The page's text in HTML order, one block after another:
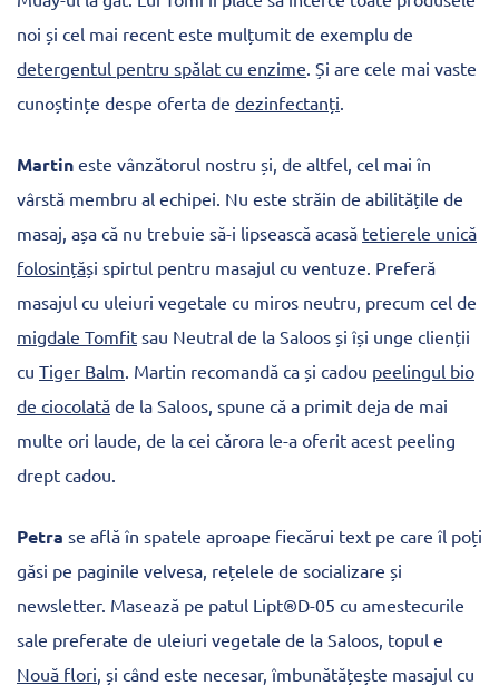
noi și cel mai recent este mulțumit de exemplu de
detergentul pentru spălat cu enzime. Și are cele mai vaste
cunoștințe despe oferta de dezinfectanți.
Martin este vânzătorul nostru și, de altfel, cel mai în
vârstă membru al echipei. Nu este străin de abilitățile de
masaj, așa că nu trebuie să-i lipsească acasă tetierele unică
folosințăși spirtul pentru masajul cu ventuze. Preferă
masajul cu uleiuri vegetale cu miros neutru, precum cel de
migdale Tomfit sau Neutral de la Saloos și își unge clienții
cu Tiger Balm. Martin recomandă ca și cadou peelingul bio
de ciocolată de la Saloos, spune că a primit deja de mai
multe ori laude, de la cei cărora le-a oferit acest peeling
drept cadou.
Petra se află în spatele aproape fiecărui text pe care îl poți
găsi pe paginile velvesa, rețelele de socializare și
newsletter. Masează pe patul Lipt®D-05 cu amestecurile
sale preferate de uleiuri vegetale de la Saloos, topul e
Nouă flori, și când este necesar, îmbunătățește masajul cu